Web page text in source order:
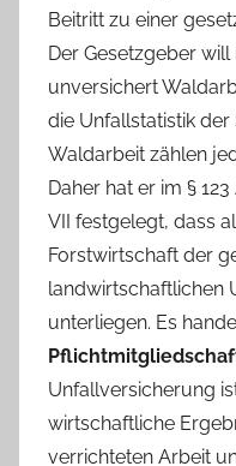
Beitritt zu einer
Der Gesetzgeber
unversichert
die Unfallstatistik der
Waldarbeit zählen
Daher hat er im §
VII festgelegt, dass
Forstwirtschaft der
landwirtschaftlichen
unterliegen. Es
Unfallversicherung
wirtschaftliche
verrichteten Arbeit